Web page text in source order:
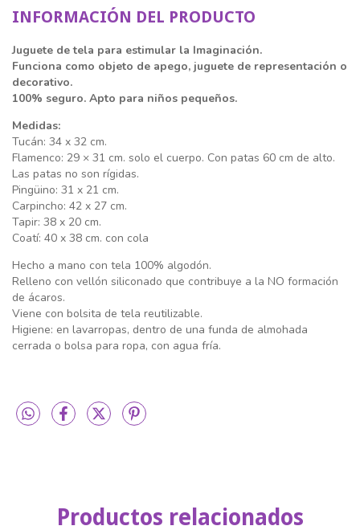
INFORMACIÓN DEL PRODUCTO
Juguete de tela para estimular la Imaginación.
Funciona como objeto de apego, juguete de representación o
decorativo.
100% seguro. Apto para niños pequeños.
Medidas:
Tucán: 34 x 32 cm.
Flamenco: 29 × 31 cm. solo el cuerpo. Con patas 60 cm de alto.
Las patas no son rígidas.
Pingüino: 31 x 21 cm.
Carpincho: 42 x 27 cm.
Tapir: 38 x 20 cm.
Coatí: 40 x 38 cm. con cola
Hecho a mano con tela 100% algodón.
Relleno con vellón siliconado que contribuye a la NO formación
de ácaros.
Viene con bolsita de tela reutilizable.
Higiene: en lavarropas, dentro de una funda de almohada
cerrada o bolsa para ropa, con agua fría.
Productos relacionados